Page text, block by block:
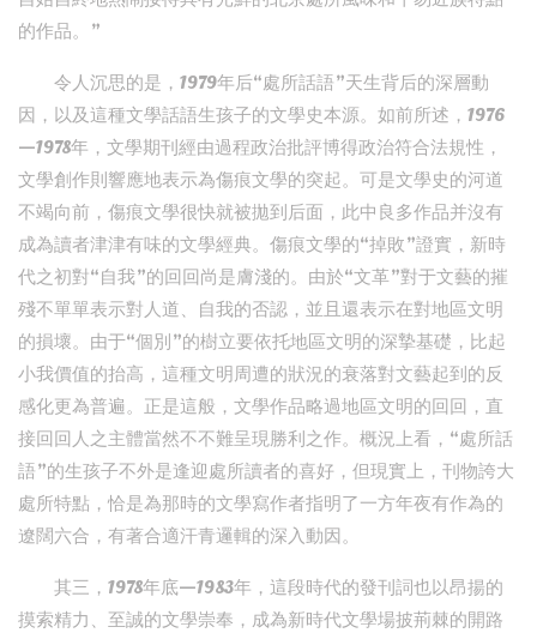
的作品。”
令人沉思的是，1979年后“處所話語”天生背后的深層動
因，以及這種文學話語生孩子的文學史本源。如前所述，1976
—1978年，文學期刊經由過程政治批評博得政治符合法規性，
文學創作則響應地表示為傷痕文學的突起。可是文學史的河道
不竭向前，傷痕文學很快就被拋到后面，此中良多作品并沒有
成為讀者津津有味的文學經典。傷痕文學的“掉敗”證實，新時
代之初對“自我”的回回尚是膚淺的。由於“文革”對于文藝的摧
殘不單單表示對人道、自我的否認，並且還表示在對地區文明
的損壞。由于“個別”的樹立要依托地區文明的深摯基礎，比起
小我價值的抬高，這種文明周遭的狀況的衰落對文藝起到的反
感化更為普遍。正是這般，文學作品略過地區文明的回回，直
接回回人之主體當然不不難呈現勝利之作。概況上看，“處所話
語”的生孩子不外是逢迎處所讀者的喜好，但現實上，刊物誇大
處所特點，恰是為那時的文學寫作者指明了一方年夜有作為的
遼闊六合，有著合適汗青邏輯的深入動因。
其三，1978年底—1983年，這段時代的發刊詞也以昂揚的
摸索精力、至誠的文學崇奉，成為新時代文學場披荊棘的開路